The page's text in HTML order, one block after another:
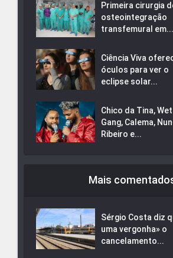
Primeira cirurgia
osteointegração
transfemural em...
Ciência Viva
óculos para ver o
eclipse solar...
Chico da Tina, Wet
Gang, Calema,
Ribeiro e...
Mais
Sérgio Costa diz
uma vergonha» o
cancelamento...